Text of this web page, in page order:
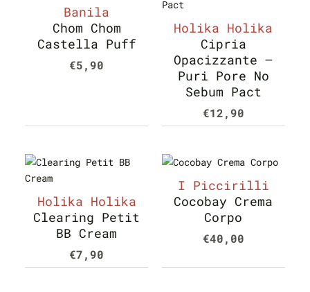
Banila
Chom Chom
Castella Puff
€5,90
Holika Holika
Cipria
Opacizzante –
Puri Pore No
Sebum Pact
€12,90
Holika Holika
Clearing Petit
BB Cream
€7,90
I Piccirilli
Cocobay Crema
Corpo
€40,00